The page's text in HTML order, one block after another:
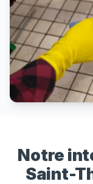
Notre
Saint-